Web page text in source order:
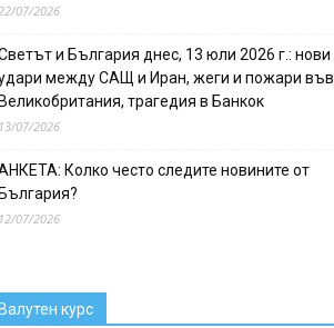
07/2026
и България днес, 13 юли 2026 г.: нови
между САЩ и Иран, жеги и пожари във
трагедия в Банкок
07/2026
Колко често следите новините от
07/2026
курс